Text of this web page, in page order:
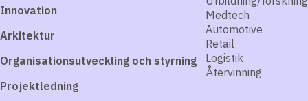
Innovation
Arkitektur
Organisationsutveckling och styrning
Projektledning
Medtech
Automotive
Retail
Logistik
Återvinning